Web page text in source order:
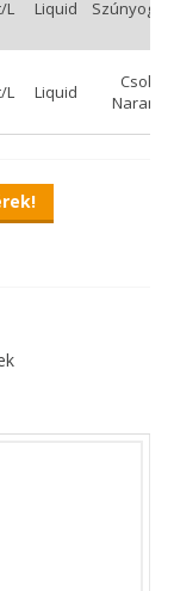
L Liquid
L Liquid
Csoki-
Narancs